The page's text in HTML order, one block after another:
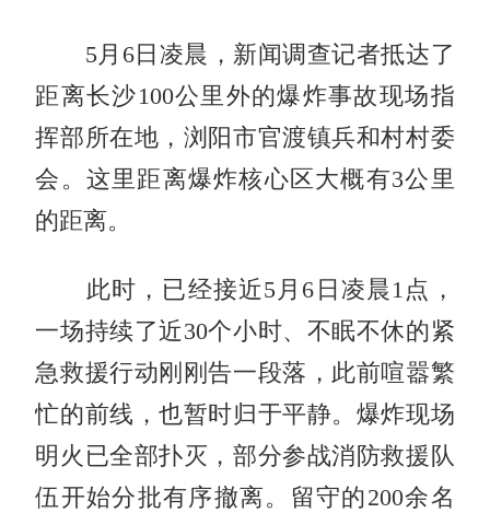
5月6日凌晨，新闻调查记者抵达了
距离长沙100公里外的爆炸事故现场指
挥部所在地，浏阳市官渡镇兵和村村委
会。这里距离爆炸核心区大概有3公里
的距离。
此时，已经接近5月6日凌晨1点，
一场持续了近30个小时、不眠不休的紧
急救援行动刚刚告一段落，此前喧嚣繁
忙的前线，也暂时归于平静。爆炸现场
明火已全部扑灭，部分参战消防救援队
伍开始分批有序撤离。留守的200余名